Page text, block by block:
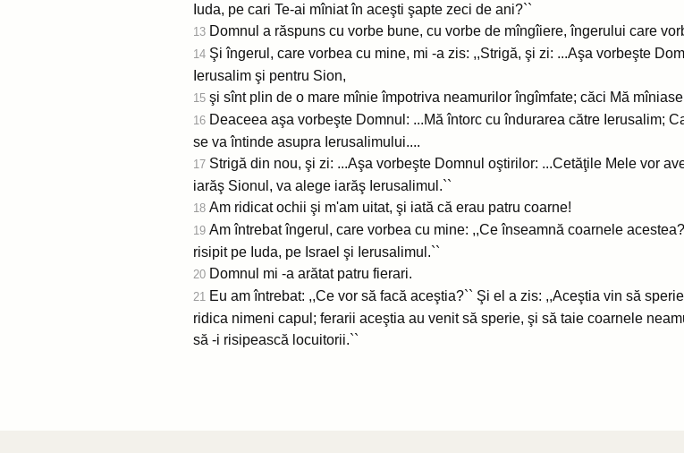
Iuda, pe cari Te-ai mîniat în aceşti şapte zeci de ani?``
13 Domnul a răspuns cu vorbe bune, cu vorbe de mîngîiere, îngerului care
14 Şi îngerul, care vorbea cu mine, mi -a zis: ,,Strigă, şi zi: ...Aşa vorbeşte
Ierusalim şi pentru Sion,
15 şi sînt plin de o mare mînie împotriva neamurilor îngîmfate; căci Mă
16 Deaceea aşa vorbeşte Domnul: ...Mă întorc cu îndurarea către Ierusalim;
se va întinde asupra Ierusalimului....
17 Strigă din nou, şi zi: ...Aşa vorbeşte Domnul oştirilor: ...Cetăţile Mele vor
iarăş Sionul, va alege iarăş Ierusalimul.``
18 Am ridicat ochii şi m'am uitat, şi iată că erau patru coarne!
19 Am întrebat îngerul, care vorbea cu mine: ,,Ce înseamnă coarnele
risipit pe Iuda, pe Israel şi Ierusalimul.``
20 Domnul mi -a arătat patru fierari.
21 Eu am întrebat: ,,Ce vor să facă aceştia?`` Şi el a zis: ,,Aceştia vin să
ridica nimeni capul; ferarii aceştia au venit să sperie, şi să taie coarnele
să -i risipească locuitorii.``